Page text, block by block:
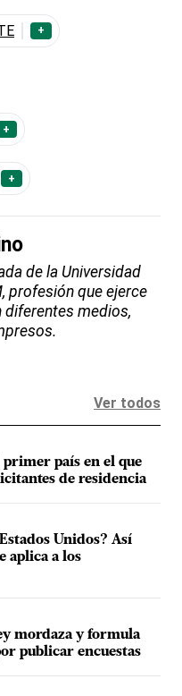
+
+
+
de la Universidad
profesión que ejerce
diferentes medios,
Ver todos
primer país en el que
de residencia
Unidos? Así
aplica a los
mordaza y formula
publicar encuestas